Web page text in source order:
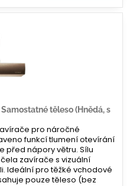
těleso (Hnědá, s
pro náročné
funkcí tlumení otevírání
před nápory větru. Sílu
zavírače s vizuální
Ideální pro těžké vchodové
pouze těleso (bez